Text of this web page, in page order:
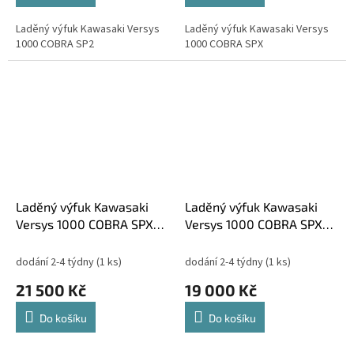
Laděný výfuk Kawasaki Versys
1000 COBRA SP2
Laděný výfuk Kawasaki Versys
1000 COBRA SPX
Laděný výfuk Kawasaki
Versys 1000 COBRA SPX
dodání 2-4 týdny(1 ks)
21 500 Kč
Do košíku
Laděný výfuk Kawasaki
Versys 1000 COBRA SPX
dodání 2-4 týdny(1 ks)
19 000 Kč
Do košíku